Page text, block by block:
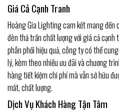
Giá Cả Cạnh Tranh
Hoàng Gia Lighting cam kết mang đến
đèn thả trần chất lượng với giá cả cạnh
phân phối hiệu quả, công ty có thể
lý, kèm theo nhiều ưu đãi và chương
hàng tiết kiệm chi phí mà vẫn sở hữu
mắt, chất lượng.
Dịch Vụ Khách Hàng Tận Tâm